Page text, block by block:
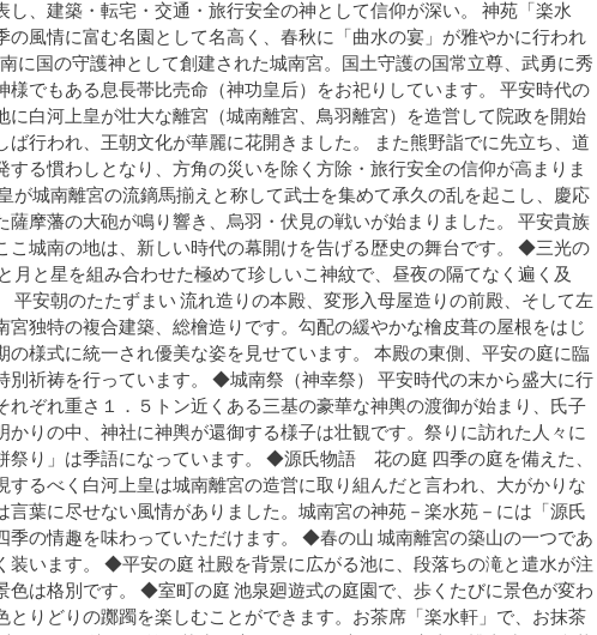
、建築・転宅・交通・旅行安全の神として信仰が深い。 神苑「楽水
風情に富む名園として名高く、春秋に「曲水の宴」が雅やかに行われ
に国の守護神として創建された城南宮。国土守護の国常立尊、武勇に秀
でもある息長帯比売命（神功皇后）をお祀りしています。 平安時代の
白河上皇が壮大な離宮（城南離宮、鳥羽離宮）を造営して院政を開始
行われ、王朝文化が華麗に花開きました。 また熊野詣でに先立ち、道
る慣わしとなり、方角の災いを除く方除・旅行安全の信仰が高まりま
が城南離宮の流鏑馬揃えと称して武士を集めて承久の乱を起こし、慶応
摩藩の大砲が鳴り響き、烏羽・伏見の戦いが始まりました。 平安貴族
こ城南の地は、新しい時代の幕開けを告げる歴史の舞台です。 ◆三光の
月と星を組み合わせた極めて珍しいこ神紋で、昼夜の隔てなく遍く及
平安朝のたたずまい 流れ造りの本殿、変形入母屋造りの前殿、そして左
独特の複合建築、総檜造りです。勾配の緩やかな檜皮葺の屋根をはじ
様式に統一され優美な姿を見せています。 本殿の東側、平安の庭に臨
別祈祷を行っています。 ◆城南祭（神幸祭） 平安時代の末から盛大に行
ぞれ重さ１．５トン近くある三基の豪華な神輿の渡御が始まり、氏子
りの中、神社に神輿が還御する様子は壮観です。祭りに訪れた人々に
祭り」は季語になっています。 ◆源氏物語 花の庭 四季の庭を備えた、
るべく白河上皇は城南離宮の造営に取り組んだと言われ、大がかりな
葉に尽せない風情がありました。城南宮の神苑－楽水苑－には「源氏
の情趣を味わっていただけます。 ◆春の山 城南離宮の築山の一つであ
装います。 ◆平安の庭 社殿を背景に広がる池に、段落ちの滝と遣水が注
色は格別です。 ◆室町の庭 池泉廻遊式の庭園で、歩くたびに景色が変わ
とりどりの躑躅を楽しむことができます。お茶席「楽水軒」で、お抹茶